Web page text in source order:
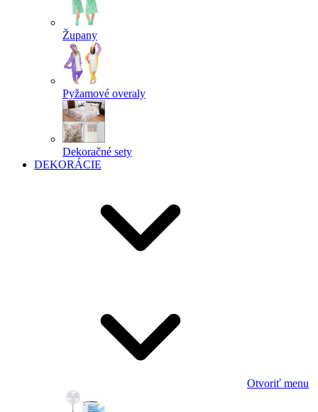
Župany
Pyžamové overaly
Dekoračné sety
DEKORÁCIE
Otvoriť menu